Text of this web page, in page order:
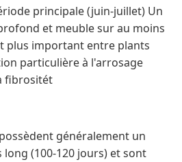
principale (juin-juillet) Un
et meuble sur au moins
plus important entre plants
particulière à l'arrosage
fibrositét
généralement un
(100-120 jours) et sont